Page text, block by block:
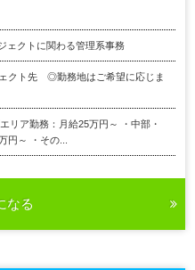
クトに関わる管理系事務
クト先 ◎勤務地はご希望に応じま
リア勤務：月給25万円～ ・中部・
円～ ・その...
なる